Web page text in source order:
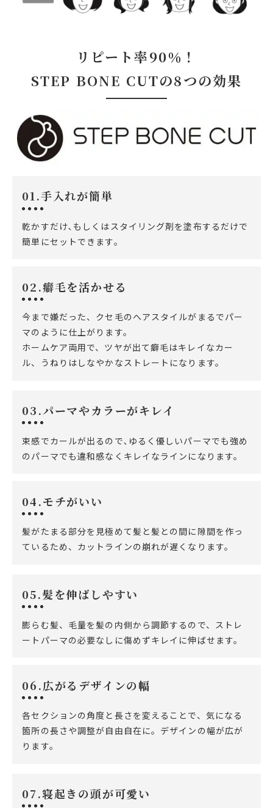
リピート率90％！
STEP BONE CUTの8つの効果
01.手入れが簡単
乾かすだけ､もしくはスタイリング剤を塗布するだけで
簡単にセットできます。
02.癖毛を活かせる
今まで嫌だった、クセ毛のへアスタイルがまるでパー
マのように仕上がります。
​ホームケア両用で、ツヤが出て癖毛はキレイなカー
ル、うねりはしなやかなストレートになります。
03.パーマやカラーがキレイ
束感でカールが出るので､ゆるく優しいパーマでも強め
のパーマでも違和感なくキレイなラインになります。
04.モチがいい
髪がたまる部分を見極めて髪と髪との間に隙間を作っ
ているため、カットラインの崩れが遅くなります。
05.髪を伸ばしやすい
膨らむ髪、毛量を髪の内側から調節するので、ストレ
ートパーマの必要なしに傷めずキレイに伸ばせます。
06.広がるデザインの幅
各セクションの角度と長さを変えることで、気になる
箇所の長さや調整が自由自在に。デザインの幅が広が
ります。
07.寝起きの頭が可愛い